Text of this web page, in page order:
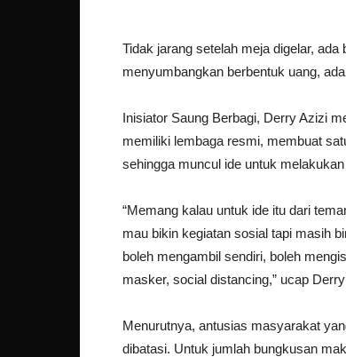
Tidak jarang setelah meja digelar,
menyumbangkan berbentuk uang,
Inisiator Saung Berbagi, Derry Azizi
memiliki lembaga resmi, membuat
sehingga muncul ide untuk
“Memang kalau untuk ide itu dari
mau bikin kegiatan sosial tapi masih
boleh mengambil sendiri, boleh
masker, social distancing,” ucap
Menurutnya, antusias masyarakat
dibatasi. Untuk jumlah bungkusan